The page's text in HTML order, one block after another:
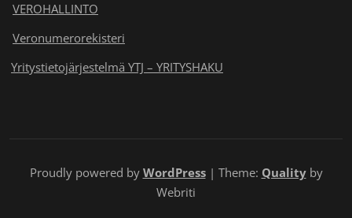
VEROHALLINTO
Veronumerorekisteri
Yritystietojärjestelmä YTJ – YRITYSHAKU
Proudly powered by WordPress| Theme: Qualityby
Webriti